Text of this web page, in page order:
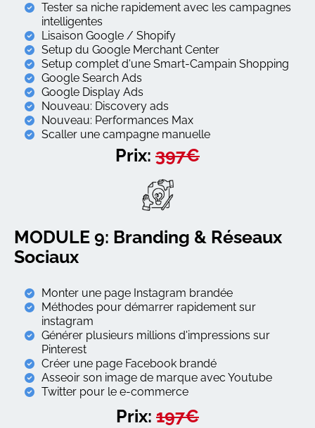
Tester sa niche rapidement avec les campagnes
intelligentes
Lisaison Google / Shopify
Setup du Google Merchant Center
Setup complet d'une Smart-Campain Shopping
Google Search Ads
Google Display Ads
Nouveau: Discovery ads
Nouveau: Performances Max
Scaller une campagne manuelle
Prix: 397€
MODULE 9: Branding & Réseaux
Sociaux
Monter une page Instagram brandée
Méthodes pour démarrer rapidement sur
instagram
Générer plusieurs millions d'impressions sur
Pinterest
Créer une page Facebook brandé
Asseoir son image de marque avec Youtube
Twitter pour le e-commerce
Prix: 197€